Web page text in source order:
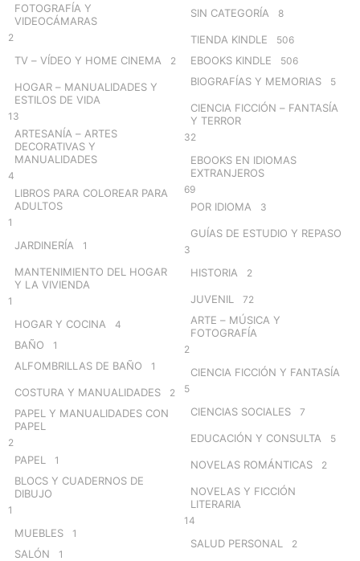
FOTOGRAFÍA Y
VIDEOCÁMARAS
2
TV – VÍDEO Y HOME CINEMA 2
HOGAR – MANUALIDADES Y
ESTILOS DE VIDA
13
ARTESANÍA – ARTES
DECORATIVAS Y
MANUALIDADES
4
LIBROS PARA COLOREAR PARA
ADULTOS
1
JARDINERÍA 1
MANTENIMIENTO DEL HOGAR
Y LA VIVIENDA
1
HOGAR Y COCINA 4
BAÑO 1
ALFOMBRILLAS DE BAÑO 1
COSTURA Y MANUALIDADES 2
PAPEL Y MANUALIDADES CON
PAPEL
2
PAPEL 1
BLOCS Y CUADERNOS DE
DIBUJO
1
MUEBLES 1
SALÓN 1
SIN CATEGORÍA 8
TIENDA KINDLE 506
EBOOKS KINDLE 506
BIOGRAFÍAS Y MEMORIAS 5
CIENCIA FICCIÓN – FANTASÍA
Y TERROR
32
EBOOKS EN IDIOMAS
EXTRANJEROS
69
POR IDIOMA 3
GUÍAS DE ESTUDIO Y REPASO
3
HISTORIA 2
JUVENIL 72
ARTE – MÚSICA Y
FOTOGRAFÍA
2
CIENCIA FICCIÓN Y FANTASÍA
5
CIENCIAS SOCIALES 7
EDUCACIÓN Y CONSULTA 5
NOVELAS ROMÁNTICAS 2
NOVELAS Y FICCIÓN
LITERARIA
14
SALUD PERSONAL 2